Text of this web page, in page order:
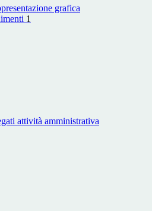
grafica
1
attività amministrativa